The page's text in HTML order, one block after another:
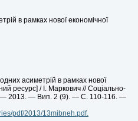
в рамках нової економічної
асиметрій в рамках нової
ресурс] / І. Маркович // Соціально-
— 2013. — Вип. 2 (9). — С. 110-116. —
pdf/2013/13mibneh.pdf.